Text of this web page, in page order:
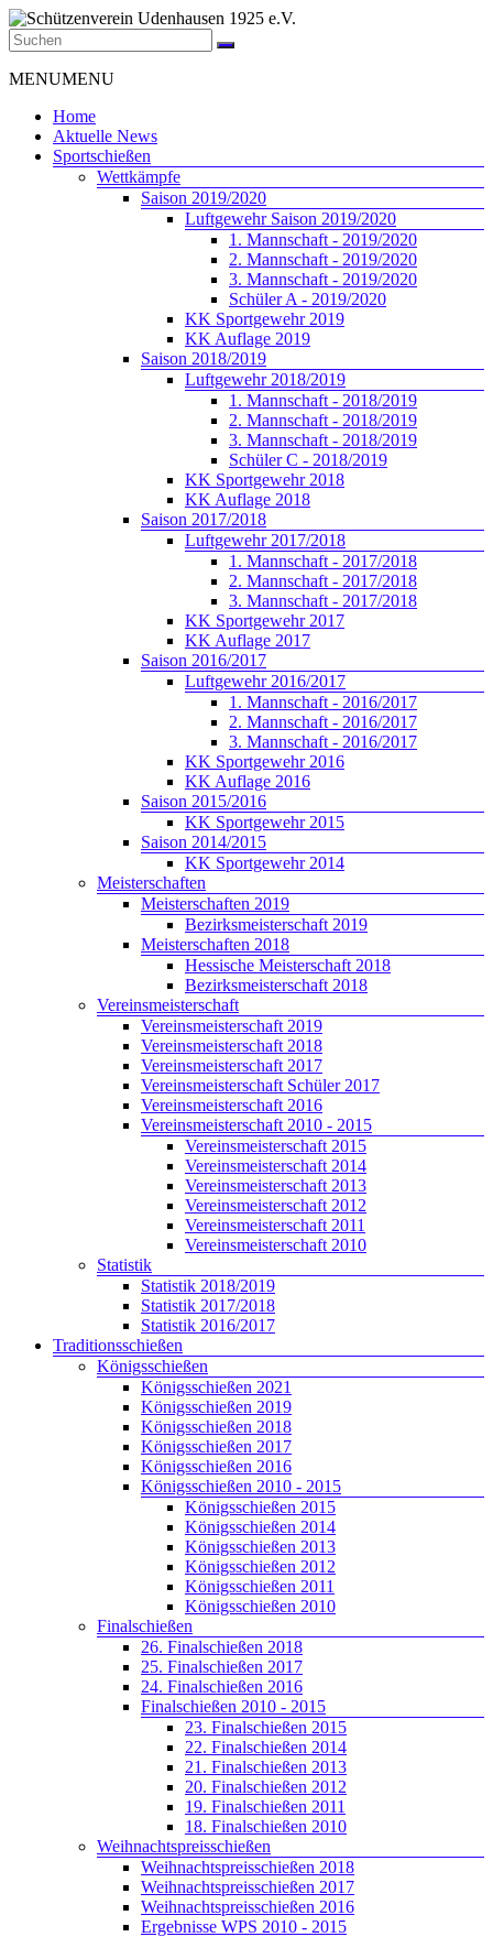
Zum
Inhalt
springen
Schützenverein
Udenhausen
e.V.
Schützenverein
Menü
MENUMENU
Home
Aktuelle News
Sportschießen
Wettkämpfe
Saison 2019/2020
Luftgewehr Saison 2019/2020
1. Mannschaft - 2019/2020
2. Mannschaft - 2019/2020
3. Mannschaft - 2019/2020
Schüler A - 2019/2020
KK Sportgewehr 2019
KK Auflage 2019
Saison 2018/2019
Luftgewehr 2018/2019
1. Mannschaft - 2018/2019
2. Mannschaft - 2018/2019
3. Mannschaft - 2018/2019
Schüler C - 2018/2019
KK Sportgewehr 2018
KK Auflage 2018
Saison 2017/2018
Luftgewehr 2017/2018
1. Mannschaft - 2017/2018
2. Mannschaft - 2017/2018
3. Mannschaft - 2017/2018
KK Sportgewehr 2017
KK Auflage 2017
Saison 2016/2017
Luftgewehr 2016/2017
1. Mannschaft - 2016/2017
2. Mannschaft - 2016/2017
3. Mannschaft - 2016/2017
KK Sportgewehr 2016
KK Auflage 2016
Saison 2015/2016
KK Sportgewehr 2015
Saison 2014/2015
KK Sportgewehr 2014
Meisterschaften
Meisterschaften 2019
Bezirksmeisterschaft 2019
Meisterschaften 2018
Hessische Meisterschaft 2018
Bezirksmeisterschaft 2018
Vereinsmeisterschaft
Vereinsmeisterschaft 2019
Vereinsmeisterschaft 2018
Vereinsmeisterschaft 2017
Vereinsmeisterschaft Schüler 2017
Vereinsmeisterschaft 2016
Vereinsmeisterschaft 2010 - 2015
Vereinsmeisterschaft 2015
Vereinsmeisterschaft 2014
Vereinsmeisterschaft 2013
Vereinsmeisterschaft 2012
Vereinsmeisterschaft 2011
Vereinsmeisterschaft 2010
Statistik
Statistik 2018/2019
Statistik 2017/2018
Statistik 2016/2017
Traditionsschießen
Königsschießen
Königsschießen 2021
Königsschießen 2019
Königsschießen 2018
Königsschießen 2017
Königsschießen 2016
Königsschießen 2010 - 2015
Königsschießen 2015
Königsschießen 2014
Königsschießen 2013
Königsschießen 2012
Königsschießen 2011
Königsschießen 2010
Finalschießen
26. Finalschießen 2018
25. Finalschießen 2017
24. Finalschießen 2016
Finalschießen 2010 - 2015
23. Finalschießen 2015
22. Finalschießen 2014
21. Finalschießen 2013
20. Finalschießen 2012
19. Finalschießen 2011
18. Finalschießen 2010
Weihnachtspreisschießen
Weihnachtspreisschießen 2018
Weihnachtspreisschießen 2017
Weihnachtspreisschießen 2016
Ergebnisse WPS 2010 - 2015